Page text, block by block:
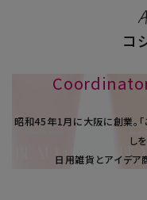
コ
昭和45年1⽉に大阪に創業。「
し
日用雑貨とアイデア